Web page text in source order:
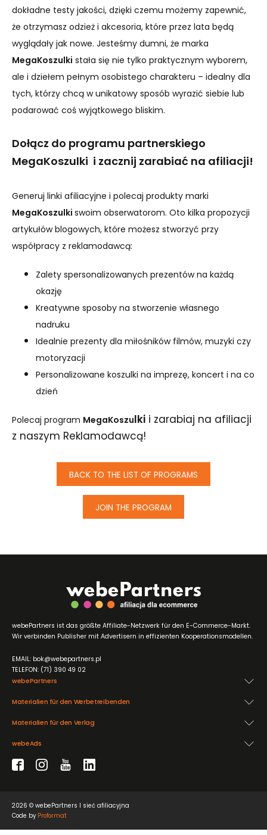
dokładne testy jakości, dzięki czemu możemy zapewnić,
że otrzymasz odzież i akcesoria, które przez lata będą
wyglądały jak nowe. Jesteśmy dumni, że marka
MegaKoszulki stała się nie tylko praktycznym wyborem,
ale i dziełem pełnym osobistego charakteru – idealny dla
tych, którzy chcą w unikatowy sposób wyrazić siebie lub
podarować coś wyjątkowego bliskim.
Dołącz do programu partnerskiego
MegaKoszulki i zacznij zarabiać na afiliacji!
Generuj linki afiliacyjne i polecaj produkty marki
MegaKoszulki swoim obserwatorom. Oto kilka propozycji
artykułów blogowych, które możesz stworzyć przy
współpracy z reklamodawcą:
Zalety spersonalizowanych prezentów na każdą
okazję
Kreatywne sposoby na stworzenie własnego
nadruku
Idealnie prezenty dla miłośników filmów, muzyki czy
motoryzacji
Personalizowane koszulki na imprezę, koncert i na co
dzień
Polecaj program MegaKoszulki i zarabiaj na afiliacji
z naszym Reklamodawcą!
BACK TO THE LIST OF PROGRAMS
JOIN THE PROGRAM
webePartners
Materialien für den Werbetreibenden
Materialien für den Verlag
webeAds
webePartners ist das größte Affiliate-Netzwerk für den E-Commerce-Markt.
Wir verbinden Publisher mit Advertisern in effizienten Kooperationsmodellen.
EMAIL: bok@webepartners.pl
TELEFON: (71) 390 49 02
2026 © webePartners I sieć afiliacyjna
Code by Proformat